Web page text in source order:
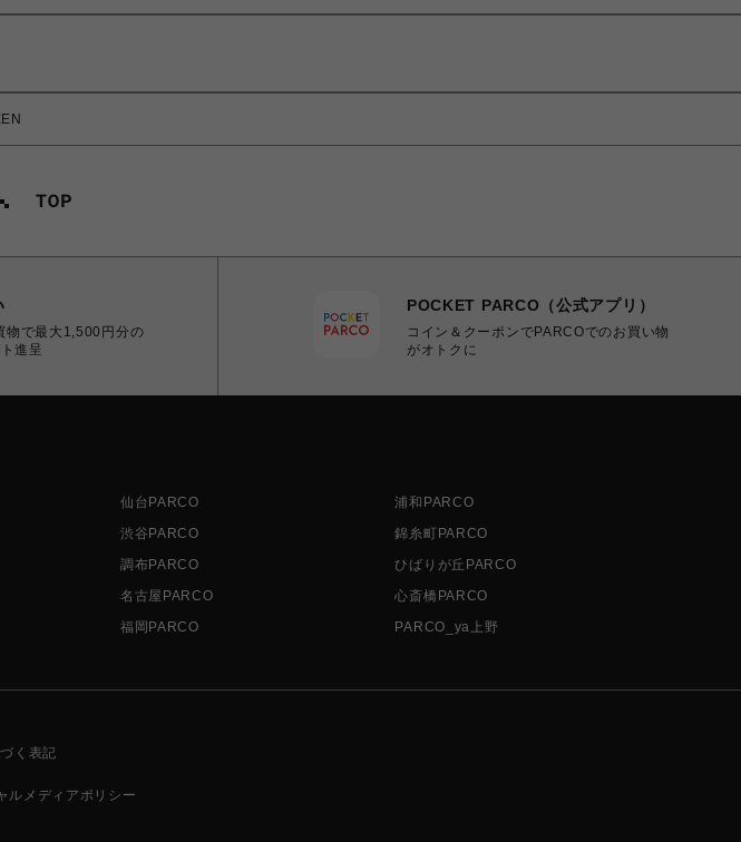
物で最大1,500円分の
進呈
POCKET PARCO（公式アプリ）
コイン＆クーポンでPARCOでのお買い物
がオトクに
仙台PARCO
浦和PARCO
渋谷PARCO
錦糸町PARCO
調布PARCO
ひばりが丘PARCO
名古屋PARCO
心斎橋PARCO
福岡PARCO PARCO_ya上野
く表記
ルメディアポリシー